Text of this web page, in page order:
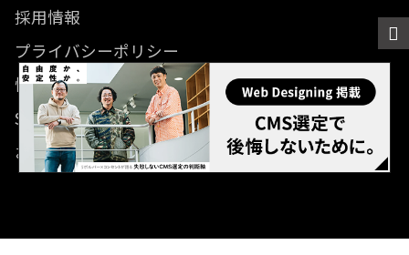
採用情報
プライバシーポリシー
情報セキュリティ方針
SDGsに関する取り組み
お問い合わせ